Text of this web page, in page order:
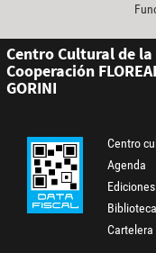
Centro Cultural de la
Cooperación
GORINI
Centro
Agenda
Ediciones
Biblioteca
Cartelera